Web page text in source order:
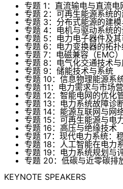
专题 1：直流输电与直流电
专题 2：可再生能源系统
专题 3：分布式能源的建模
专题 4：电机与驱动系统的
专题 5：电力电子器件及
专题 6：电力变换器的拓扑
专题 7：电磁兼容（EMC
专题 8：电气化交通技术与
专题 9：储能技术与系统
专题 10：信息物理能源系
专题 11：电力需求与市场
专题 12：智能电网的优化
专题 13：电力系统故障诊
专题 14：能源互联网与网
专题 15：可再生能源与电
专题 16：高压与绝缘技术
专题 17：现代电力系统：
专题 18：人工智能在电力
专题 19：电力系统规划与
专题 20：低碳与近零碳排
KEYNOTE SPEAKERS